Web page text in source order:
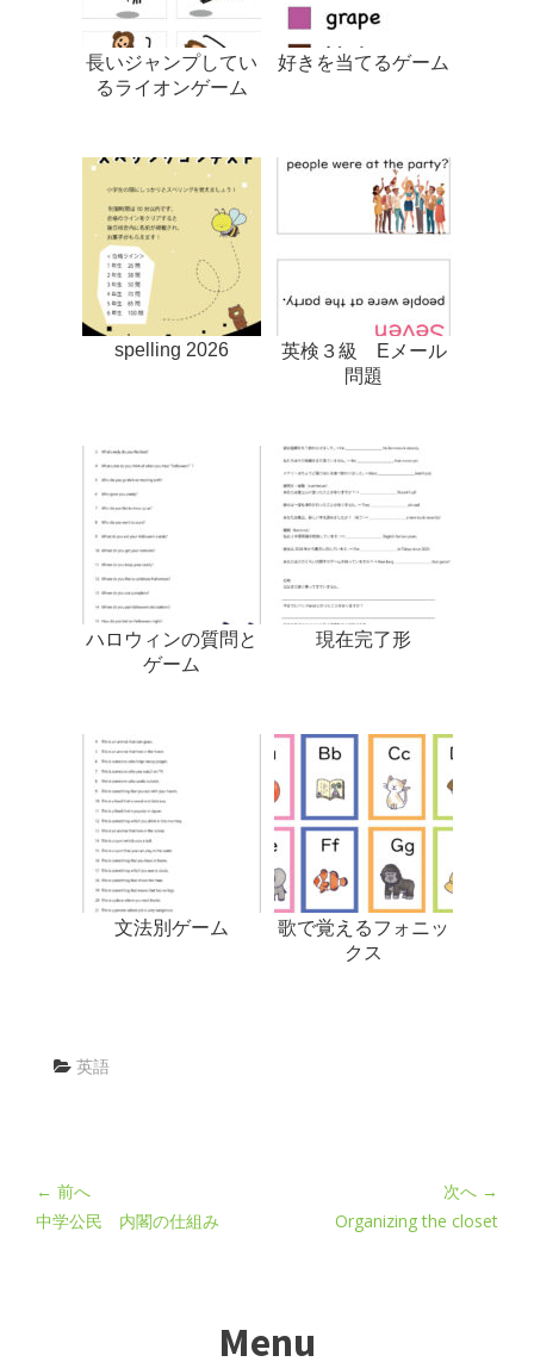
長いジャンプしてい
るライオンゲーム
好きを当てるゲーム
spelling 2026
英検３級 Eメール
問題
ハロウィンの質問と
ゲーム
現在完了形
文法別ゲーム
歌で覚えるフォニッ
クス
英語
← 前へ
中学公民 内閣の仕組み
次へ →
Organizing the closet
Menu